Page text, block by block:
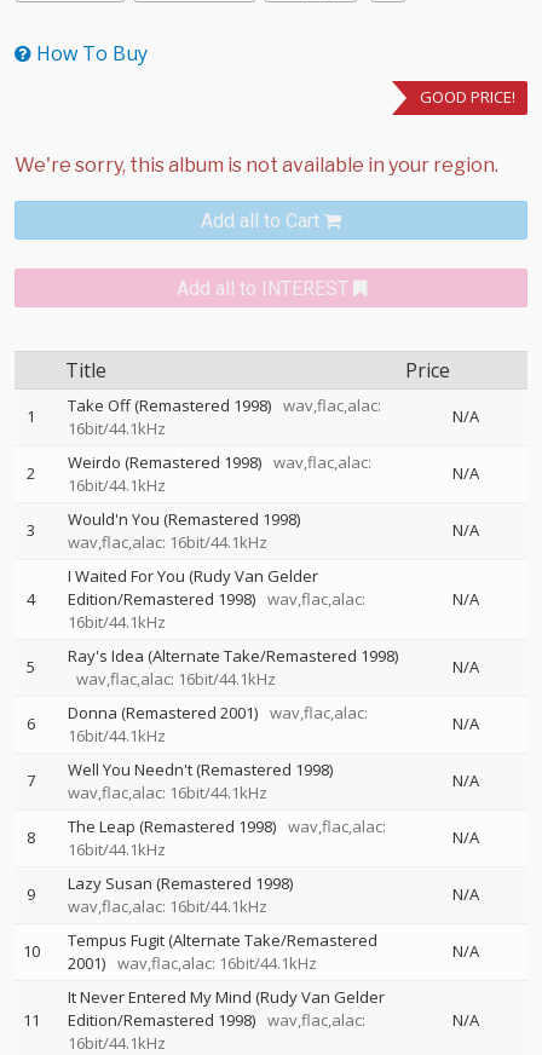
How To Buy
GOOD PRICE!
Add all to Cart
Add all to INTEREST
Title Price
1 Take Off (Remastered 1998) wav,flac,alac:
16bit/44.1kHz
N/A
2 Weirdo (Remastered 1998) wav,flac,alac:
16bit/44.1kHz
N/A
3
Would'n You (Remastered 1998)
wav,flac,alac: 16bit/44.1kHz
N/A
4
I Waited For You (Rudy Van Gelder
Edition/Remastered 1998) wav,flac,alac:
16bit/44.1kHz
N/A
5
Ray's Idea (Alternate Take/Remastered 1998)
wav,flac,alac: 16bit/44.1kHz
N/A
6 Donna (Remastered 2001) wav,flac,alac:
16bit/44.1kHz
N/A
7
Well You Needn't (Remastered 1998)
wav,flac,alac: 16bit/44.1kHz
N/A
8 The Leap (Remastered 1998) wav,flac,alac:
16bit/44.1kHz
N/A
9
Lazy Susan (Remastered 1998)
wav,flac,alac: 16bit/44.1kHz
N/A
10
Tempus Fugit (Alternate Take/Remastered
2001) wav,flac,alac: 16bit/44.1kHz
N/A
11
It Never Entered My Mind (Rudy Van Gelder
Edition/Remastered 1998) wav,flac,alac:
16bit/44.1kHz
N/A